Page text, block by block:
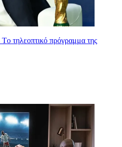
τηλεοπτικό πρόγραμμα της